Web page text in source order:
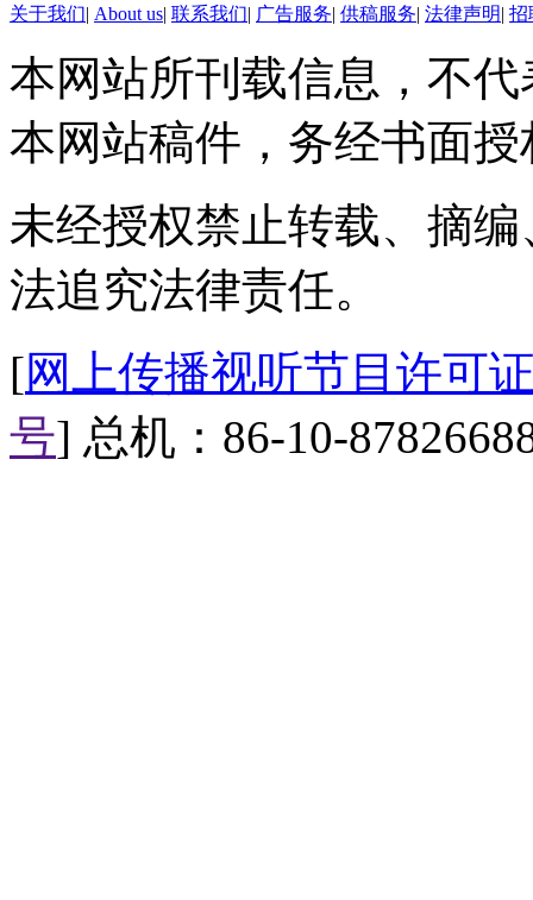
关于我们| About us| 联系我们| 广告服务| 供稿服务| 法律声明| 招
本网站所刊载信息，不
本网站稿件，务经书面授
未经授权禁止转载、摘
法追究法律责任。
[网上传播视听节目许可
号] 总机：86-10-